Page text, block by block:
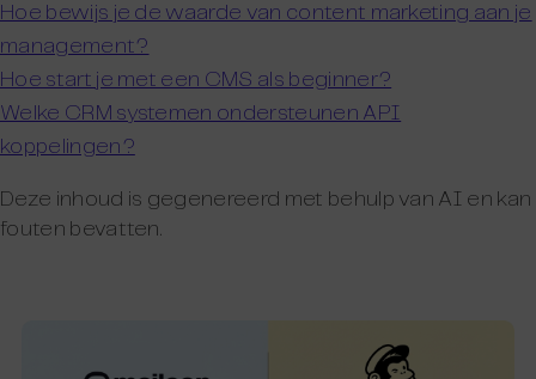
Hoe bewijs je de waarde van content marketing aan je
management?
Hoe start je met een CMS als beginner?
Welke CRM systemen ondersteunen API
koppelingen?
Deze inhoud is gegenereerd met behulp van AI en kan
fouten bevatten.